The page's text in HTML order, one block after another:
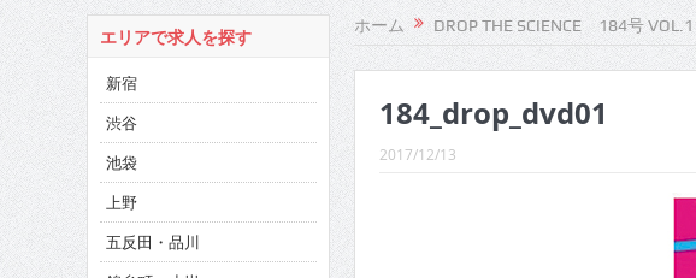
CINEMA×STYLE 291号
CINEMA×STYLE 290号
CINEMA×STYLE 289号
CINEMA×STYLE 288号
CINEMA×STYLE 287号
CINEMA×STYLE 286号
ホーム DROP THE SCIENCE 184号 VOL.1
184_drop_dvd01
2017/12/13
エリアで求人を探す
新宿
渋谷
池袋
上野
五反田・品川